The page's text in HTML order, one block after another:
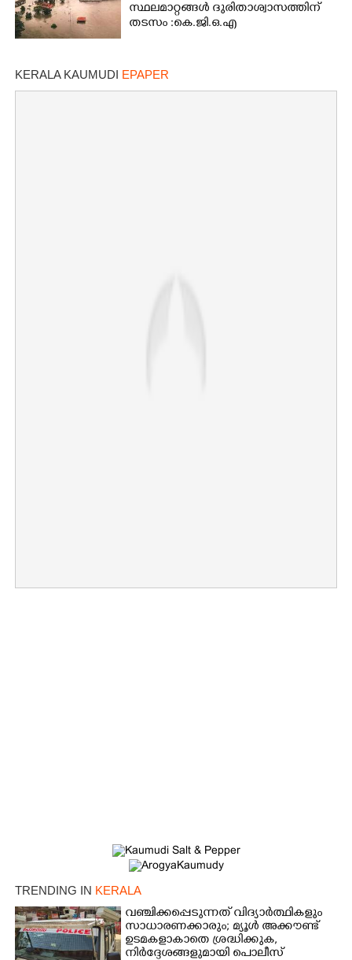
സ്ഥലമാറ്റങ്ങൾ ദുരിതാശ്വാസത്തിന്
തടസം :കെ.ജി.ഒ.എ
KERALA KAUMUDI EPAPER
TRENDING IN KERALA
വഞ്ചിക്കപ്പെടുന്നത് വിദ്യാർത്ഥികളും
സാധാരണക്കാരും; മ്യൂൾ അക്കൗണ്ട്
ഉടമകളാകാതെ ശ്രദ്ധിക്കുക,
നിർദ്ദേശങ്ങളുമായി പൊലീസ്